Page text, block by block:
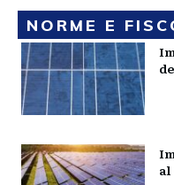
NORME E
al